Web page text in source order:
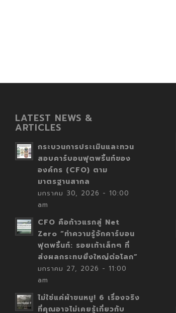
LATEST NEWS &
ARTICLES
กระบวนการประเมินและทวน
สอบคาร์บอนฟุตพริ้นท์ของ
องค์กร (CFO) ตาม
มาตรฐานสากล
มกราคม 30, 2026 - 10:00
am
CFO คือก้าวแรกสู่ Net
Zero “ทำความรู้จักคาร์บอน
ฟุตพริ้นท์: รอยเท้าเล็กๆ ที่
ส่งผลกระทบยิ่งใหญ่ต่อโลก”
มกราคม 27, 2026 - 11:00
am
ไม่ใช่แค่ผ้าขนหนู! 6 เรื่องจริง
ที่คุณอาจไม่เคยรู้เกี่ยวกับ